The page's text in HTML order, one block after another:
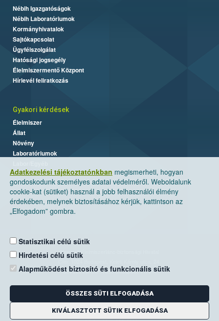
Adatkezelési tájékoztatónkban megismerheti, hogyan
gondoskodunk személyes adatai védelméről. Weboldalunk
cookie-kat (sütiket) használ a jobb felhasználói élmény
érdekében, melynek biztosításához kérjük, kattintson az
„Elfogadom” gombra.
Statisztikai célú sütik
Hirdetési célú sütik
Alapműködést biztosító és funkcionális sütik
ÖSSZES SÜTI ELFOGADÁSA
KIVÁLASZTOTT SÜTIK ELFOGADÁSA
Nébih Igazgatóságok
Nébih Laboratóriumok
Kormányhivatalok
Sajtókapcsolat
Ügyfélszolgálat
Hatósági jogsegély
Élelmiszermentő Központ
Hírlevél feliratkozás
Gyakori kérdések
Élelmiszer
Állat
Növény
Laboratóriumok
Nemzeti Élelmiszerlánc-biztonsági Hivatal
Levelezési cím: 1525 Budapest. Pf. 30.
E-mail:ugyfelszolgalat@nebih.gov.hu
Zöld szám: 06-80/263-244
Telefon: 06-1/ 336-9000